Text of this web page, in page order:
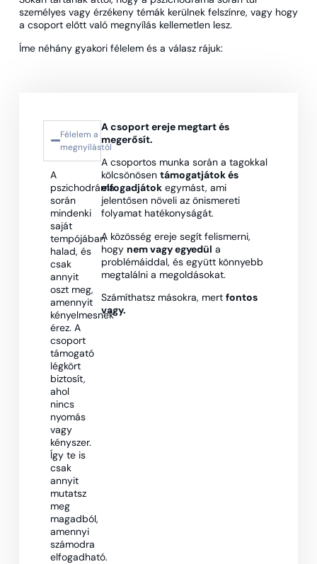
személyes vagy érzékeny témák kerülnek felszínre, vagy hogy
a csoport előtt való megnyílás kellemetlen lesz.
Íme néhány gyakori félelem és a válasz rájuk:
Félelem a
megnyílástól
A
pszichodráma
során
mindenki
saját
tempójában
halad, és
csak
annyit
oszt meg,
amennyit
kényelmesnek
érez. A
csoport
támogató
légkört
biztosít,
ahol
nincs
nyomás
vagy
kényszer.
Így te is
csak
annyit
mutatsz
meg
magadból,
amennyi
számodra
elfogadható.
A csoport ereje megtart és
megerősít.
A csoportos munka során a tagokkal
kölcsönösen támogatjátok és
elfogadjátokegymást, ami
jelentősen növeli az önismereti
folyamat hatékonyságát.
A közösség ereje segít felismerni,
hogy nem vagy egyedül a
problémáiddal, és együtt könnyebb
megtalálni a megoldásokat.
Számíthatsz másokra, mert fontos
vagy.